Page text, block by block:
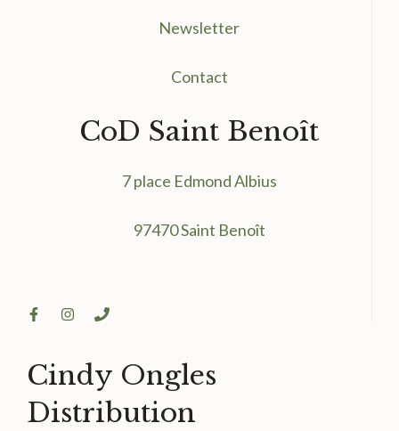
Newsletter
Contact
CoD Saint Benoît
7 place Edmond Albius
97470 Saint Benoît
Cindy Ongles
Distribution